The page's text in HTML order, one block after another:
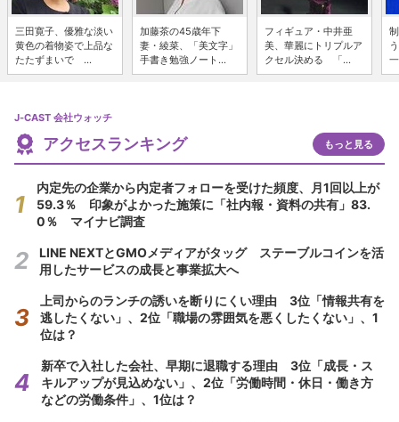
三田寛子、優雅な淡い
黄色の着物姿で上品な
たたずまいで ...
加藤茶の45歳年下
妻・綾菜、「美文字」
手書き勉強ノート...
フィギュア・中井亜
美、華麗にトリプルア
クセル決める 「...
J-CAST 会社ウォッチ
アクセスランキング もっと見る
内定先の企業から内定者フォローを受けた頻度、月1回以上が
59.3％ 印象がよかった施策に「社内報・資料の共有」83.
0％ マイナビ調査
LINE NEXTとGMOメディアがタッグ ステーブルコインを活
用したサービスの成長と事業拡大へ
上司からのランチの誘いを断りにくい理由 3位「情報共有を
逃したくない」、2位「職場の雰囲気を悪くしたくない」、1
位は？
新卒で入社した会社、早期に退職する理由 3位「成長・ス
キルアップが見込めない」、2位「労働時間・休日・働き方
などの労働条件」、1位は？